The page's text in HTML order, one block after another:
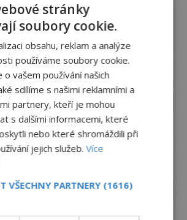
stránky
soubory cookie.
obsahu, reklam a analýze
používáme soubory cookie.
o vašem používání našich
sdílíme s našimi reklamními a
partnery, kteří je mohou
s dalšími informacemi, které
nebo které shromáždili při
jejich služeb.Více
VŠECHNY PARTNERY (1616)